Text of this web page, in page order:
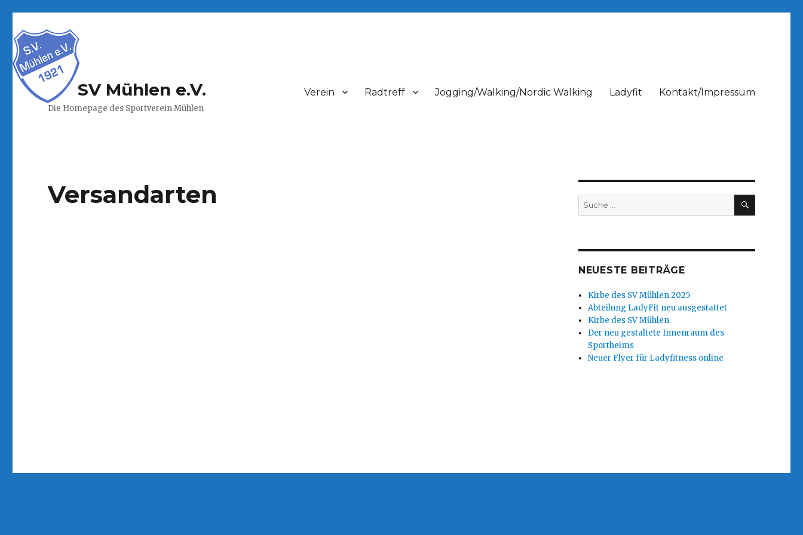
SV Mühlen e.V.
Die Homepage des Sportverein Mühlen
Verein Radtreff Jogging/Walking/Nordic Walking Ladyfit Kontakt/Impressum
Versandarten
Suche
nach:
SUCHEN
NEUESTE BEITRÄGE
Kirbe des SV Mühlen 2025
Abteilung LadyFit neu ausgestattet
Kirbe des SV Mühlen
Der neu gestaltete Innenraum des
Sportheims
Neuer Flyer für Ladyfitness online